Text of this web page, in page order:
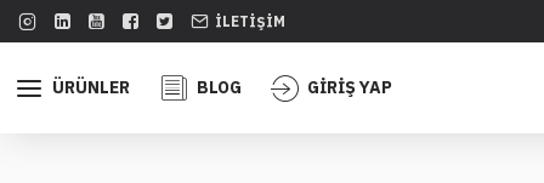
İLETIŞIM
ÜRÜNLER BLOG GİRİŞ YAP